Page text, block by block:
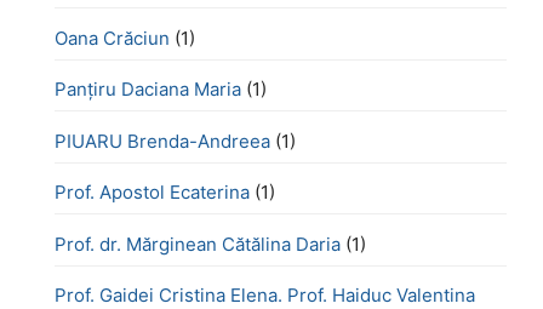
Oana Crăciun (1)
Panțiru Daciana Maria (1)
PIUARU Brenda-Andreea (1)
Prof. Apostol Ecaterina (1)
Prof. dr. Mărginean Cătălina Daria (1)
Prof. Gaidei Cristina Elena. Prof. Haiduc Valentina